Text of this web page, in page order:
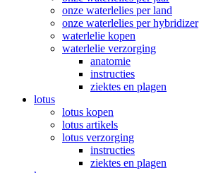
onze waterlelies per land
onze waterlelies per hybridizer
waterlelie kopen
waterlelie verzorging
anatomie
instructies
ziektes en plagen
lotus
lotus kopen
lotus artikels
lotus verzorging
instructies
ziektes en plagen